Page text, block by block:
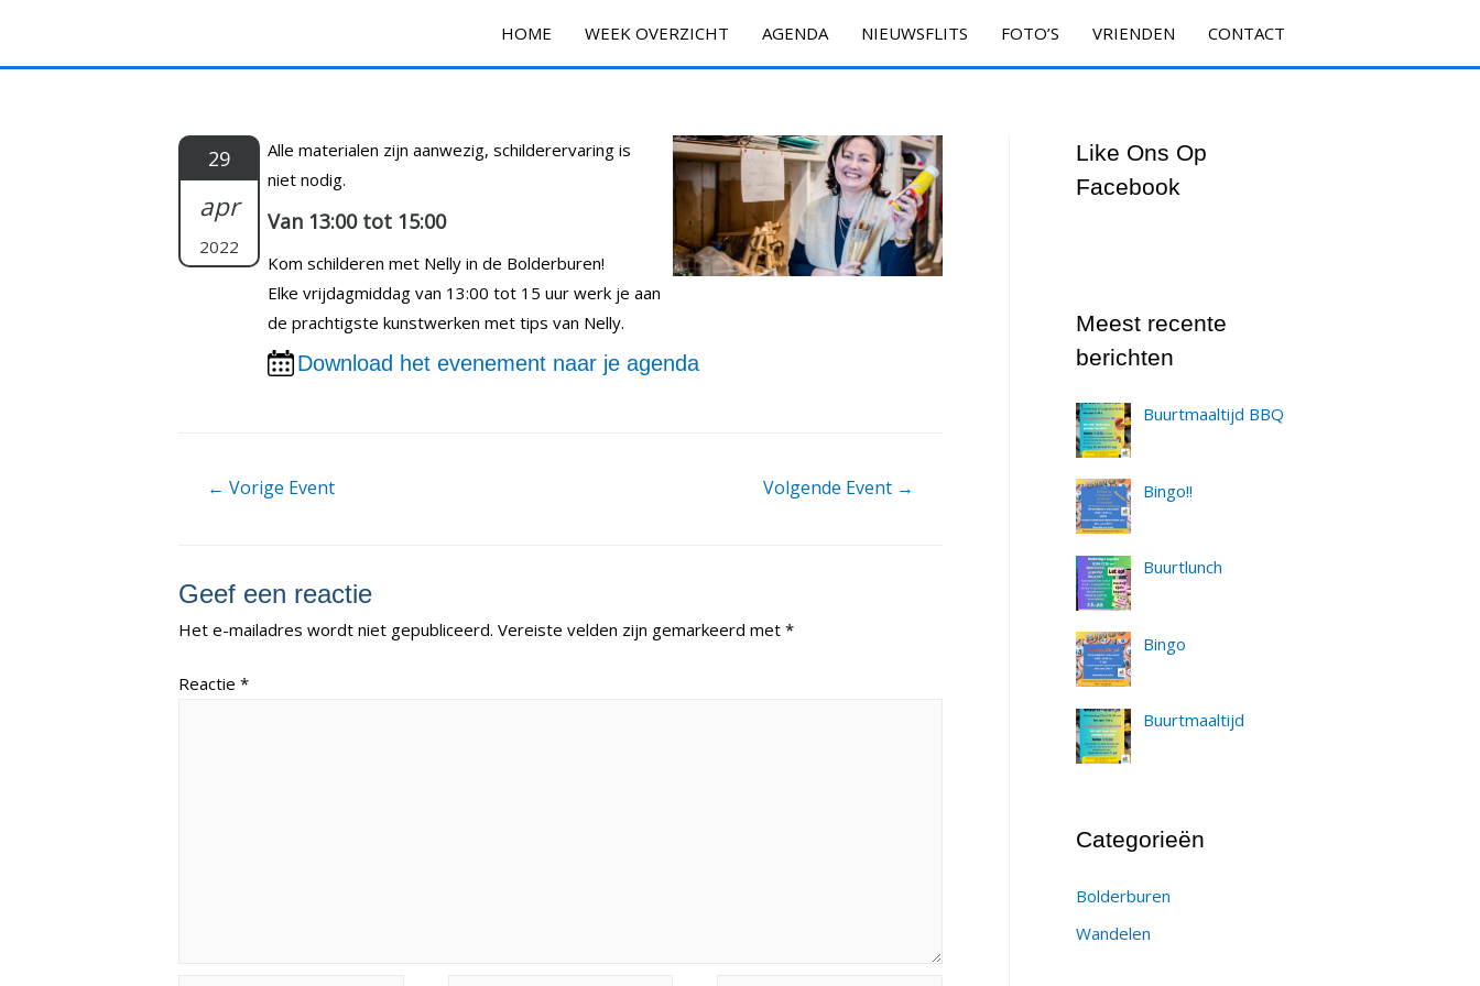
inhoud
HOME WEEK OVERZICHT AGENDA NIEUWSFLITS FOTO’S VRIENDEN CONTACT
29
apr
2022
Alle materialen zijn aanwezig, schilderervaring is
niet nodig.
Van 13:00 tot 15:00
Kom schilderen met Nelly in de Bolderburen!
Elke vrijdagmiddag van 13:00 tot 15 uur werk je aan
de prachtigste kunstwerken met tips van Nelly.
Download het evenement naar je agenda
Berichtnavigatie
← Vorige Event Volgende Event →
Geef een reactie
Het e-mailadres wordt niet gepubliceerd. Vereiste velden zijn gemarkeerd met *
Reactie *
Like Ons Op
Facebook
Meest recente
berichten
Buurtmaaltijd BBQ
Bingo!!
Buurtlunch
Bingo
Buurtmaaltijd
Categorieën
Bolderburen
Wandelen